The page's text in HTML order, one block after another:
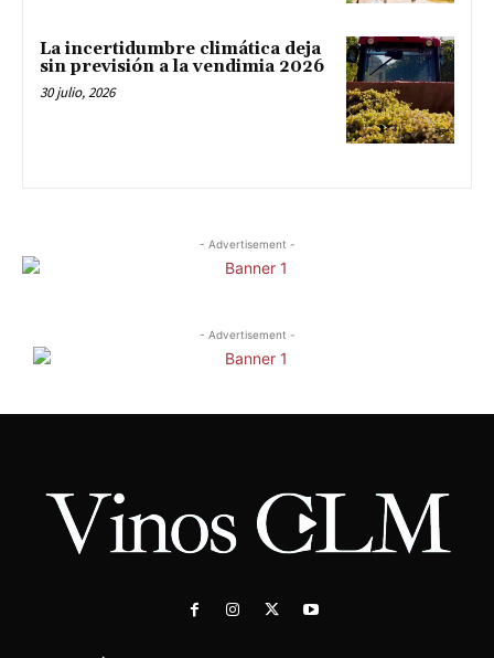
La incertidumbre climática deja
sin previsión a la vendimia 2026
30 julio, 2026
- Advertisement -
- Advertisement -